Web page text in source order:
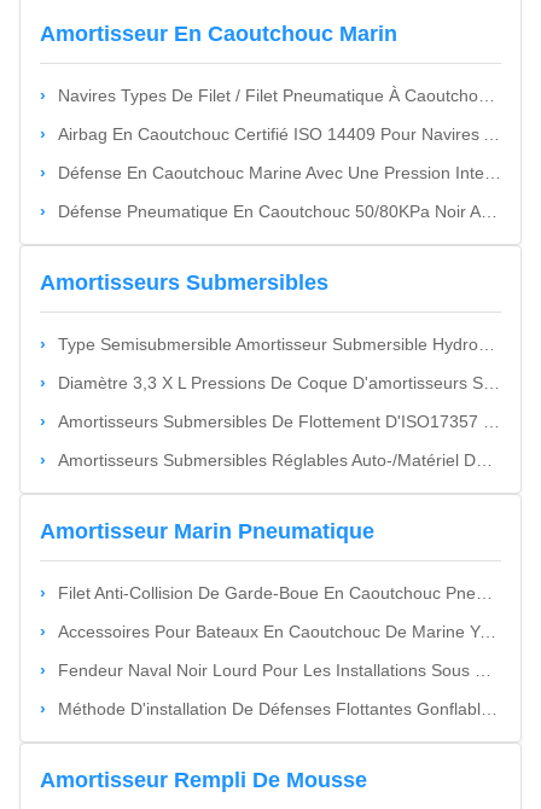
Amortisseur En Caoutchouc Marin
Navires Types De Filet / Filet Pneumatique À Caoutchouc 50Kpa / 80Kpa Gonflable
Airbag En Caoutchouc Certifié ISO 14409 Pour Navires Avec 4 ∼ 12 Plis Et Garantie De 18 Mois Pour Le Lancement Et Le Sauvetage Des Navires
Défense En Caoutchouc Marine Avec Une Pression Interne De 50 KPa Et 80 KPa En Noir Avec Des Rayures Jaunes Pour Une Absorption Supérieure Des Chocs
Défense Pneumatique En Caoutchouc 50/80KPa Noir Avec Bandes Jaunes Pour La Sécurité Maritime
Amortisseurs Submersibles
Type Semisubmersible Amortisseur Submersible Hydropneumatique Vertical
Diamètre 3,3 X L Pressions De Coque D'amortisseurs Semi Submersibles De 6.5M Basses Pour Le Bateau
Amortisseurs Submersibles De Flottement D'ISO17357 Cetificate Pour Les Jetées Submersibles
Amortisseurs Submersibles Réglables Auto-/Matériel De Flottement Marin Du Caoutchouc Naturel D'amortisseur De Roue
Amortisseur Marin Pneumatique
Filet Anti-Collision De Garde-Boue En Caoutchouc Pneumatique De Haute Qualité ISO17357
Accessoires Pour Bateaux En Caoutchouc De Marine Yokohama
Fendeur Naval Noir Lourd Pour Les Installations Sous Pression Construction En Caoutchouc
Méthode D'installation De Défenses Flottantes Gonflables Pour L'amarrage De Bateaux Utilisant Des Chaînes Et Des Cordes En PP Pour La Protection Contre Les Chocs Lors De L'accostage
Amortisseur Rempli De Mousse